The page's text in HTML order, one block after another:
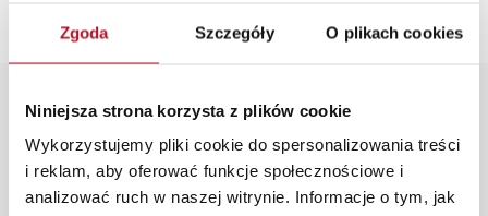
Zgoda Szczegóły O plikach cookies
Niniejsza strona korzysta z plików cookie
Wykorzystujemy pliki cookie do spersonalizowania treści
i reklam, aby oferować funkcje społecznościowe i
analizować ruch w naszej witrynie. Informacje o tym, jak
Opis produktu
Stylowy lampion Stella w kolorze czarnym z drewnianym
daszkiem to doskonała ozdoba do zastosowania we